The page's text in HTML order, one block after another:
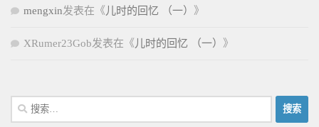
mengxin发表在《 儿时的回忆 （一） 》
XRumer23Gob发表在《 儿时的回忆 （一） 》
搜
索：